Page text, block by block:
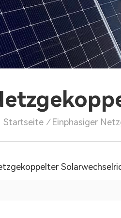
Startseite / Einphasiger